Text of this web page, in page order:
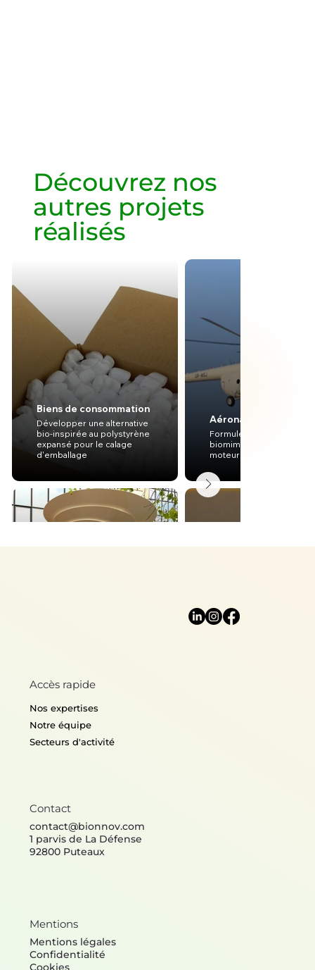
Découvrez nos
autres projets
réalisés
Biens de consommation
Développer une alternative
bio-inspirée au polystyrène
expansé pour le calage
d'emballage
du confort thermique
Aéronautique
Formuler des pré-
biomimétiques pour les
moteurs d'hélicoptères
Accès rapide
Nos expertises
Notre équipe
Secteurs d'activité
Contact
contact@bionnov.com
1 parvis de La Défense
92800 Puteaux
Mentions
Mentions légales
Confidentialité
Cookies